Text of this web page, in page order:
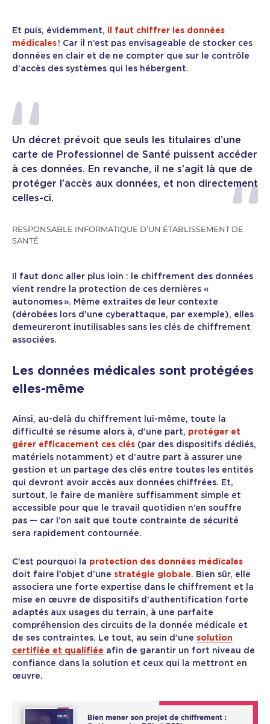
Et puis, évidemment, il faut chiffrer les données
médicales ! Car il n’est pas envisageable de stocker ces
données en clair et de ne compter que sur le contrôle
d’accès des systèmes qui les hébergent.
Un décret prévoit que seuls les titulaires d’une
carte de Professionnel de Santé puissent accéder
à ces données. En revanche, il ne s’agit là que de
protéger l’accès aux données, et non directement
celles-ci.
RESPONSABLE INFORMATIQUE D’UN ÉTABLISSEMENT DE
SANTÉ
Il faut donc aller plus loin : le chiffrement des données
vient rendre la protection de ces dernières «
autonomes ». Même extraites de leur contexte
(dérobées lors d’une cyberattaque, par exemple), elles
demeureront inutilisables sans les clés de chiffrement
associées.
Les données médicales sont protégées
elles-même
Ainsi, au-delà du chiffrement lui-même, toute la
difficulté se résume alors à, d’une part, protéger et
gérer efficacement ces clés (par des dispositifs dédiés,
matériels notamment) et d’autre part à assurer une
gestion et un partage des clés entre toutes les entités
qui devront avoir accès aux données chiffrées. Et,
surtout, le faire de manière suffisamment simple et
accessible pour que le travail quotidien n’en souffre
pas — car l’on sait que toute contrainte de sécurité
sera rapidement contournée.
C’est pourquoi la protection des données médicales
doit faire l’objet d’une stratégie globale. Bien sûr, elle
associera une forte expertise dans le chiffrement et la
mise en œuvre de dispositifs d’authentification forte
adaptés aux usages du terrain, à une parfaite
compréhension des circuits de la donnée médicale et
de ses contraintes. Le tout, au sein d’une solution
certifiée et qualifiée afin de garantir un fort niveau de
confiance dans la solution et ceux qui la mettront en
œuvre.